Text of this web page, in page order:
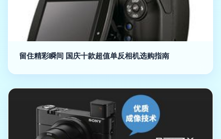
留住精彩瞬间 国庆十款超值单反相机选购指南